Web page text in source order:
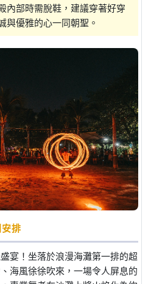
內部時需脫鞋，建議穿著好穿
與優雅的心一同朝聖。
排
宴！坐落於浪漫海灘第一排的超
海風徐徐吹來，一場令人屏息的